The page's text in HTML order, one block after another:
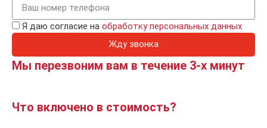
Я даю согласие на обработку персональных данных
Жду звонка
Мы перезвоним вам в течение 3-х минут
Что включено в стоимость?